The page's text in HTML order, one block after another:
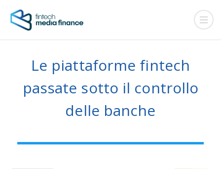
Le piattaforme fintech
passate sotto il controllo
delle banche